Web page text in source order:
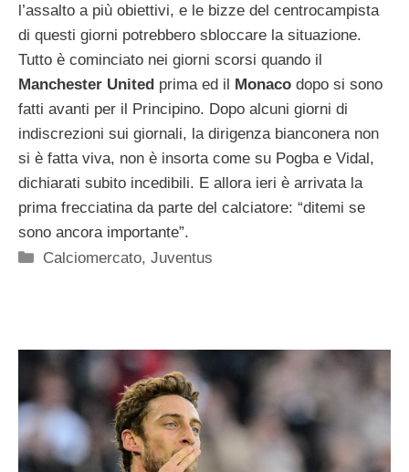
l’assalto a più obiettivi, e le bizze del centrocampista
di questi giorni potrebbero sbloccare la situazione.
Tutto è cominciato nei giorni scorsi quando il
Manchester United prima ed il Monaco dopo si sono
fatti avanti per il Principino. Dopo alcuni giorni di
indiscrezioni sui giornali, la dirigenza bianconera non
si è fatta viva, non è insorta come su Pogba e Vidal,
dichiarati subito incedibili. E allora ieri è arrivata la
prima frecciatina da parte del calciatore: “ditemi se
sono ancora importante”.
Categorie
Calciomercato,Juventus